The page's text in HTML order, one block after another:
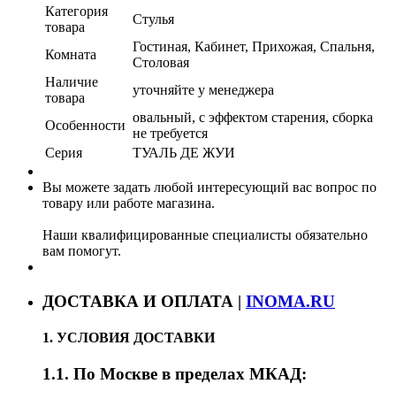
Категория
товара
Стулья
Комната
Гостиная, Кабинет, Прихожая, Спальня,
Столовая
Наличие
товара
уточняйте у менеджера
Особенности
овальный, с эффектом старения, сборка
не требуется
Серия
ТУАЛЬ ДЕ ЖУИ
Вы можете задать любой интересующий вас вопрос по
товару или работе магазина.
Наши квалифицированные специалисты обязательно
вам помогут.
ДОСТАВКА И ОПЛАТА | INOMA.RU
1. УСЛОВИЯ ДОСТАВКИ
1.1. По Москве в пределах МКАД: